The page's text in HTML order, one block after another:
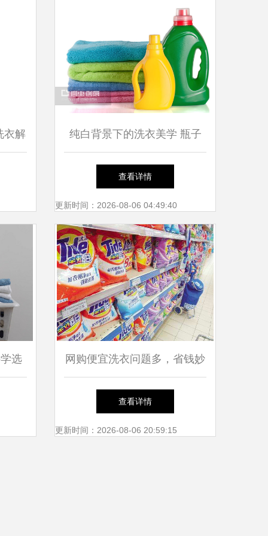
衣解 纯白背景下的洗衣美学 瓶子
洗衣液与护发素的静谧居家小
品
查看详情
更新时间：2026-08-06 04:49:40
选 网购便宜洗衣问题多，省钱妙
招如何选对告别“越洗越脏”
查看详情
更新时间：2026-08-06 20:59:15